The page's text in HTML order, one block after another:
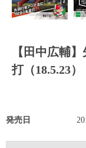
【田中広輔
打（18.5.23）
発売日